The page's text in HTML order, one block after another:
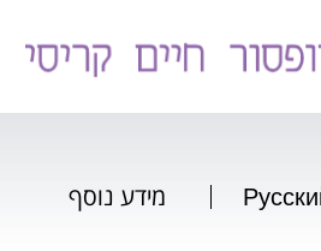
מידע נוסף